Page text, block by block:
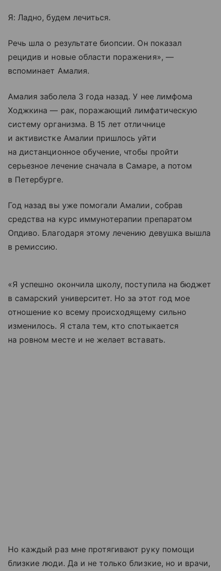
Я: Ладно, будем лечиться.
Речь шла о результате биопсии. Он показал
рецидив и новые области поражения», —
вспоминает Амалия.
Амалия заболела 3 года назад. У нее лимфома
Ходжкина — рак, поражающий лимфатическую
систему организма. В 15 лет отличнице
и активистке Амалии пришлось уйти
на дистанционное обучение, чтобы пройти
серьезное лечение сначала в Самаре, а потом
в Петербурге.
Год назад вы уже помогали Амалии, собрав
средства на курс иммунотерапии препаратом
Опдиво. Благодаря этому лечению девушка вышла
в ремиссию.
«Я успешно окончила школу, поступила на бюджет
в самарский университет. Но за этот год мое
отношение ко всему происходящему сильно
изменилось. Я стала тем, кто спотыкается
на ровном месте и не желает вставать.
Но каждый раз мне протягивают руку помощи
близкие люди. Да и не только близкие, но и врачи,